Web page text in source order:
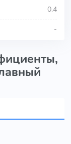
0.4
-